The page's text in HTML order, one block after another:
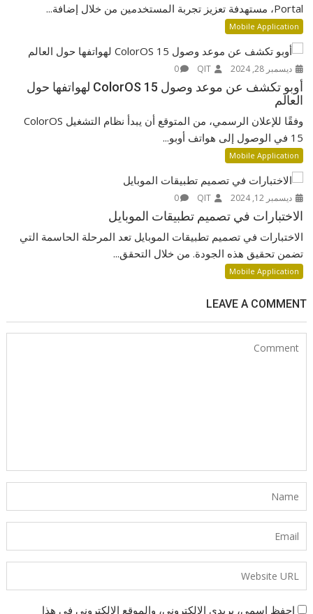
Portal، مستهدفة تعزيز تجربة المستخدمين من خلال إضافة...
Mobile Application
ديسمبر 28, 2024 QIT
0
أوبو تكشف عن موعد وصول ColorOS 15 لهواتفها حول
العالم
وفقًا للإعلان الرسمي، من المتوقع أن يبدأ نظام التشغيل ColorOS
15 في الوصول إلى هواتف أوبو...
Mobile Application
ديسمبر 12, 2024 QIT
0
الاختبارات في تصميم تطبيقات الموبايل
الاختبارات في تصميم تطبيقات الموبايل تعد المرحلة الحاسمة التي
تضمن تحقيق هذه الجودة. من خلال التحقق...
Mobile Application
LEAVE A COMMENT
احفظ اسمي، بريدي الإلكتروني، والموقع الإلكتروني في هذا